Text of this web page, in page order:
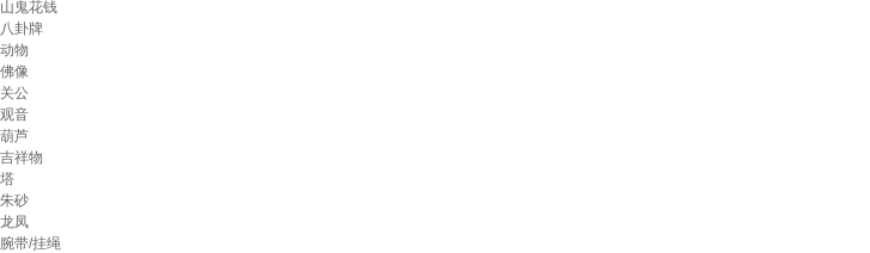
山鬼花钱
八卦牌
动物
佛像
关公
观音
葫芦
吉祥物
塔
朱砂
龙凤
腕带/挂绳